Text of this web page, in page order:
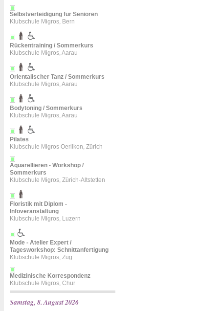
Selbstverteidigung für Senioren
Klubschule Migros, Bern
Rückentraining / Sommerkurs
Klubschule Migros, Aarau
Orientalischer Tanz / Sommerkurs
Klubschule Migros, Aarau
Bodytoning / Sommerkurs
Klubschule Migros, Aarau
Pilates
Klubschule Migros Oerlikon, Zürich
Aquarellieren - Workshop /
Sommerkurs
Klubschule Migros, Zürich-Altstetten
Floristik mit Diplom -
Infoveranstaltung
Klubschule Migros, Luzern
Mode - Atelier Expert /
Tagesworkshop: Schnittanfertigung
Klubschule Migros, Zug
Medizinische Korrespondenz
Klubschule Migros, Chur
Samstag, 8. August 2026